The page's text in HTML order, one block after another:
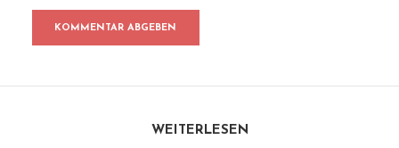
WEITERLESEN